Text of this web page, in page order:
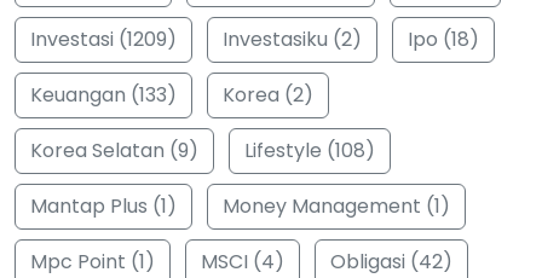
Investasi (1209)
Investasiku (2)
Ipo (18)
Keuangan (133)
Korea (2)
Korea Selatan (9)
Lifestyle (108)
Mantap Plus (1)
Money Management (1)
Mpc Point (1)
MSCI (4)
Obligasi (42)